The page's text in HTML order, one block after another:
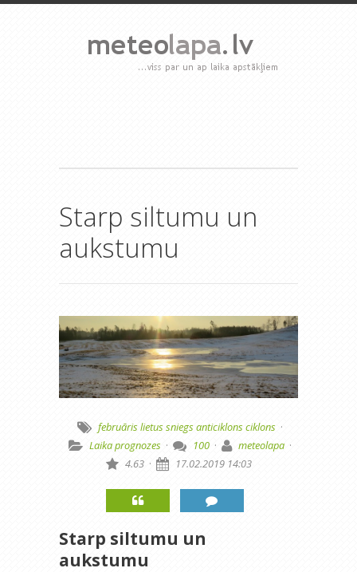
Starp siltumu un
aukstumu
februārislietussniegsanticiklons ciklons ·
Laika prognozes · 100 · meteolapa ·
4.63 · 17.02.2019 14:03
Starp siltumu un
aukstumu